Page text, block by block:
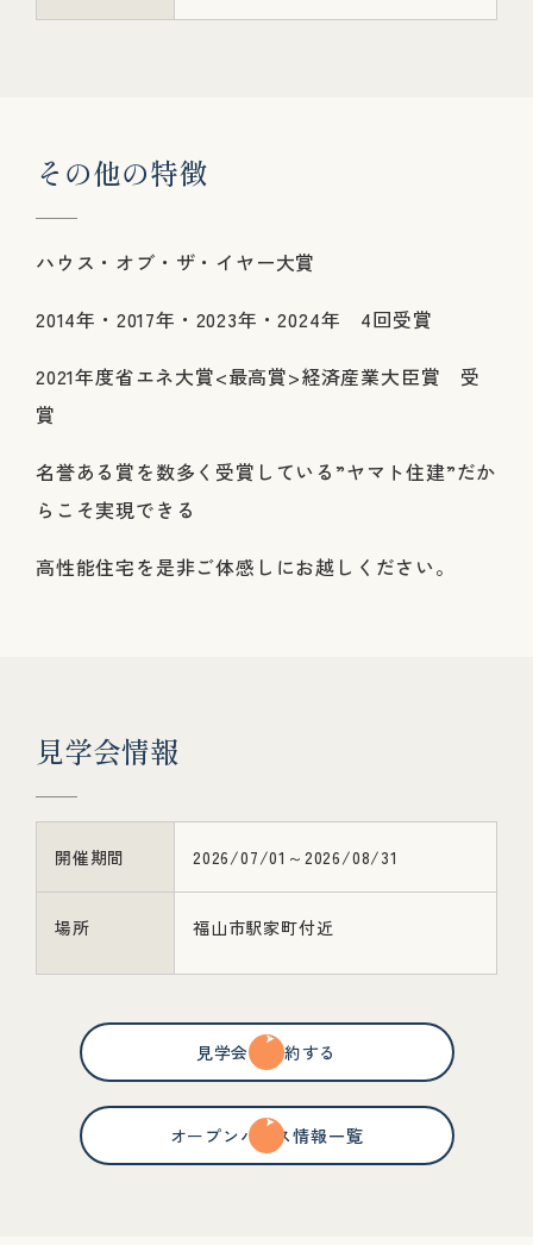
その他の特徴
ハウス・オブ・ザ・イヤー大賞
2014年・2017年・2023年・2024年 4回受賞
2021年度省エネ大賞<最高賞>経済産業大臣賞 受
賞
名誉ある賞を数多く受賞している”ヤマト住建”だか
らこそ実現できる
高性能住宅を是非ご体感しにお越しください。
見学会情報
開催期間 2026/07/01～2026/08/31
場所 福山市駅家町付近
見学会を予約する
オープンハウス情報一覧